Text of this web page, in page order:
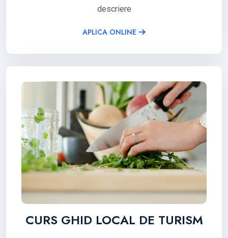
descriere
APLICA ONLINE
CURS GHID LOCAL DE TURISM